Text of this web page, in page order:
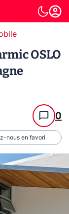
OSLO
0
nous en favori